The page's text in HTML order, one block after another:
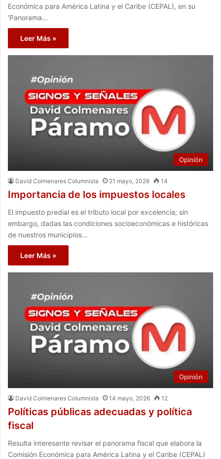
Económica para América Latina y el Caribe (CEPAL), en su
‘Panorama…
Leer Más »
Opinión
David Colmenares Columnista 21 mayo, 2026 14
Importancia de los impuestos locales
El impuesto predial es el tributo local por excelencia; sin
embargo, dadas las condiciones socioeconómicas e históricas
de nuestros municipios…
Leer Más »
Opinión
David Colmenares Columnista 14 mayo, 2026 12
Políticas públicas adecuadas y política
fiscal
Resulta interesante revisar el panorama fiscal que elabora la
Comisión Económica para América Latina y el Caribe (CEPAL)